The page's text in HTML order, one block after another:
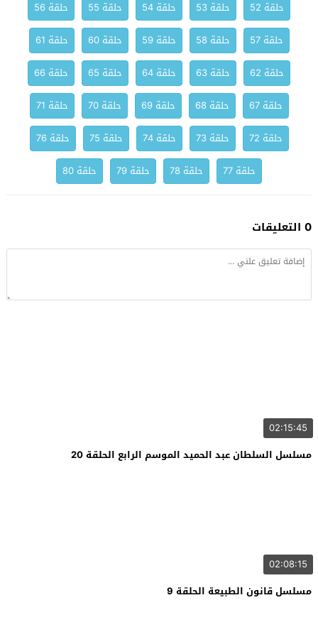
حلقة 52
حلقة 53 حلقة 54 حلقة 55
حلقة 56
حلقة 57
حلقة 58 حلقة 59 حلقة 60
حلقة 61
حلقة 62
حلقة 63 حلقة 64 حلقة 65
حلقة 66
حلقة 67
حلقة 68 حلقة 69 حلقة 70
حلقة 71
حلقة 72
حلقة 73 حلقة 74 حلقة 75
حلقة 76
حلقة 77
حلقة 78 حلقة 79 حلقة 80
0 التعليقات
02:15:45
مسلسل السلطان عبد الحميد الموسم الرابع الحلقة 20
02:08:15
مسلسل قانون الطبيعة الحلقة 9